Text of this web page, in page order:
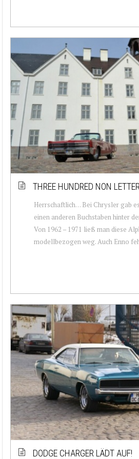
THREE HUNDRED NON LETTER
Herrschaftlich… Bei Chrysler gab
einen anderen Buchstaben hinter
Von 1962 – 1971 ließ man diese
modellbezogen weg. Auch Enno
DODGE CHARGER LÄDT AUF!